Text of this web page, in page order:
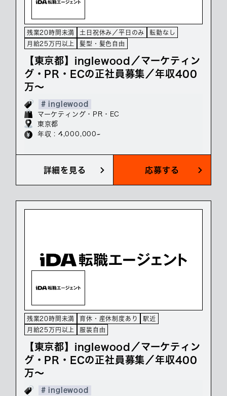
残業20時間未満 土日祝休み／平日のみ
転勤なし
月給25万円以上
髪型・髪色自由
【東京都】inglewood／マーケティン
グ・PR・ECの正社員募集／年収400
万～
# inglewood
マーケティング・PR・EC
東京都
年収 : 4,000,000~
詳細を見る 応募する
残業20時間未満 育休・産休制度あり
駅近
月給25万円以上
服装自由
【東京都】inglewood／マーケティン
グ・PR・ECの正社員募集／年収400
万～
# inglewood